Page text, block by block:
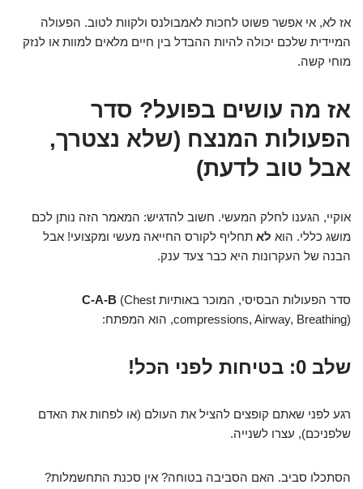
אז לא, אי אפשר פשוט לחכות לאמבולנס ולקוות לטוב. הפעולה
המיידית שלכם יכולה להיות ההבדל בין חיים מלאים למוות או לנזק
מוחי קשה.
אז מה עושים בפועל? סדר
הפעולות המנצח (שלא נצטרך,
אבל טוב לדעת)
אוקיי, הגענו לחלק המעשי. חשוב להדגיש: המאמר הזה נותן לכם
מושג כללי. הוא לא תחליף לקורס החייאה מעשי ומקצועי! אבל
הבנה של העקרונות היא כבר צעד ענק.
סדר הפעולות הבסיסי, המוכר באותיות C-A-B (Chest
compressions, Airway, Breathing), הוא המפתח:
שלב 0: בטיחות לפני הכל!
רגע לפני שאתם קופצים להציל את העולם (או לפחות את האדם
שלפניכם), עצרו לשנייה.
הסתכלו סביב. האם הסביבה בטוחה? אין סכנת התחשמלות?